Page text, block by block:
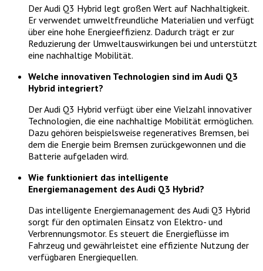
Der Audi Q3 Hybrid legt großen Wert auf Nachhaltigkeit.
Er verwendet umweltfreundliche Materialien und verfügt
über eine hohe Energieeffizienz. Dadurch trägt er zur
Reduzierung der Umweltauswirkungen bei und unterstützt
eine nachhaltige Mobilität.
Welche innovativen Technologien sind im Audi Q3
Hybrid integriert?
Der Audi Q3 Hybrid verfügt über eine Vielzahl innovativer
Technologien, die eine nachhaltige Mobilität ermöglichen.
Dazu gehören beispielsweise regeneratives Bremsen, bei
dem die Energie beim Bremsen zurückgewonnen und die
Batterie aufgeladen wird.
Wie funktioniert das intelligente
Energiemanagement des Audi Q3 Hybrid?
Das intelligente Energiemanagement des Audi Q3 Hybrid
sorgt für den optimalen Einsatz von Elektro- und
Verbrennungsmotor. Es steuert die Energieflüsse im
Fahrzeug und gewährleistet eine effiziente Nutzung der
verfügbaren Energiequellen.